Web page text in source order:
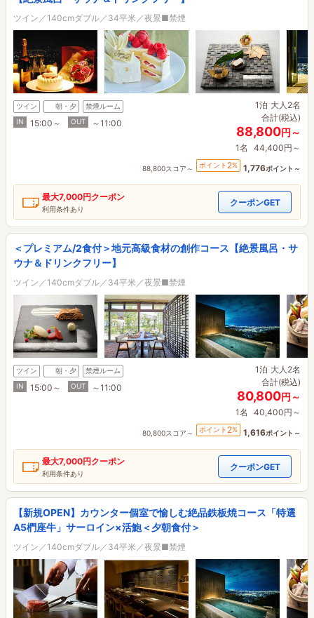
ツイン／140cmダブル／34平米／夜景■禁煙
ツイン 朝・夕
禁煙ルーム
IN
15:00～ OUT ～11:00
1泊 大人2名
合計(税込)
88,800円～
1名 44,400円～
88,800スコア～ ポイント 2% 1,776ポイント～
最大7,000円クーポン
利用条件あり
クーポンGET
＜プレミアム/2食付＞地元高級食材の創作コース【絶景風呂・サ
ウナ＆ドリンクフリー】
ツイン／140cmダブル／34平米／夜景■禁煙
ツイン 朝・夕
禁煙ルーム
IN
15:00～ OUT ～11:00
1泊 大人2名
合計(税込)
80,800円～
1名 40,400円～
80,800スコア～ ポイント 2% 1,616ポイント～
最大7,000円クーポン
利用条件あり
クーポンGET
【新規OPEN】カウンター個室で愉しむ絶品鉄板焼コース「特選
A5椚座牛」サーロイン×活鮑＜夕朝食付＞
ツイン／140cmダブル／34平米／夜景■禁煙